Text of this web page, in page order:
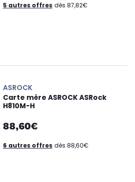
5 autres offres dès 87,82€
ASROCK
Carte mère ASROCK ASRock
H810M-H
88,60€
6 autres offres dès 88,60€